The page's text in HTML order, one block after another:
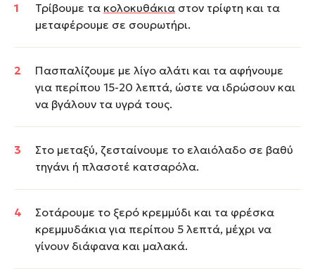
Τρίβουμε τα κολοκυθάκια στον τρίφτη και τα
μεταφέρουμε σε σουρωτήρι.
Πασπαλίζουμε με λίγο αλάτι και τα αφήνουμε
για περίπου 15-20 λεπτά, ώστε να ιδρώσουν και
να βγάλουν τα υγρά τους.
Στο μεταξύ, ζεσταίνουμε το ελαιόλαδο σε βαθύ
τηγάνι ή πλασοτέ κατσαρόλα.
Σοτάρουμε το ξερό κρεμμύδι και τα φρέσκα
κρεμμυδάκια για περίπου 5 λεπτά, μέχρι να
γίνουν διάφανα και μαλακά.